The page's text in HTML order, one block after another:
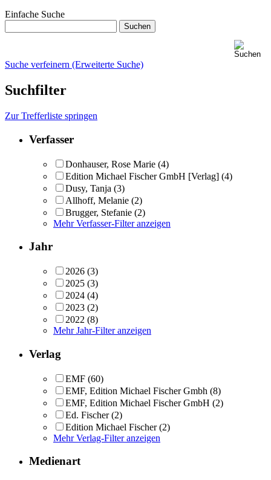
Einfache Suche
Suche verfeinern (Erweiterte Suche)
Suchfilter
Zur Trefferliste springen
Verfasser
Donhauser, Rose Marie (4)
Edition Michael Fischer GmbH [Verlag] (4)
Dusy, Tanja (3)
Allhoff, Melanie (2)
Brugger, Stefanie (2)
Mehr Verfasser-Filter anzeigen
Jahr
2026 (3)
2025 (3)
2024 (4)
2023 (2)
2022 (8)
Mehr Jahr-Filter anzeigen
Verlag
EMF (60)
EMF, Edition Michael Fischer Gmbh (8)
EMF, Edition Michael Fischer GmbH (2)
Ed. Fischer (2)
Edition Michael Fischer (2)
Mehr Verlag-Filter anzeigen
Medienart